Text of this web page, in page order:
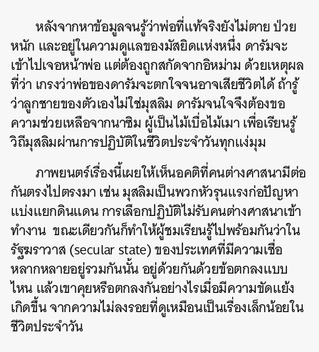
หลังจากหาข้อมูลจนรู้ว่าพ่อที่แท้จริงยังไม่ตาย ป่วย
หนัก และอยู่ในความดูแลของมัสยิดแห่งหนึ่ง ดารัมจะ
เข้าไปเจอหน้าพ่อ แต่ต้องถูกสกัดจากอิหม่าม ด้วยเหตุผล
ที่ว่า เกรงว่าพ่อของดารัมจะตกใจจนอาจเสียชีวิตได้ ถ้ารู้
ว่าลูกชายของตัวเองไม่ใช่มุสลิม ดารัมจนใจจึงต้องขอ
ความช่วยเหลือจากนาซิม ผู้เป็นไม้เบื่อไม้เมา เพื่อเรียนรู้
วิถีมุสลิมผ่านการปฏิบัติในชีวิตประจำวันทุกแง่มุม
ภาพยนตร์เรื่องนี้เผยให้เห็นอคติที่คนต่างศาสนามีต่อ
กันตรงไปตรงมา เช่น มุสลิมเป็นพวกหัวรุนแรงก่อปัญหา
แบ่งแยกดินแดน การเลือกปฏิบัติไม่รับคนต่างศาสนาเข้า
ทำงาน ขณะเดียวกันก็ทำให้ผู้ชมเรียนรู้ไปพร้อมกันว่าใน
รัฐฆราวาส (secular state) ของประเทศที่มีความเชื่อ
หลากหลายอยู่รวมกันนั้น อยู่ด้วยกันด้วยข้อตกลงแบบ
ไหน แล้วเขาคุยหรือตกลงกันอย่างไรเมื่อมีความขัดแย้ง
เกิดขึ้น จากความไม่ลงรอยที่ดูเหมือนเป็นเรื่องเล็กน้อยใน
ชีวิตประจำวัน